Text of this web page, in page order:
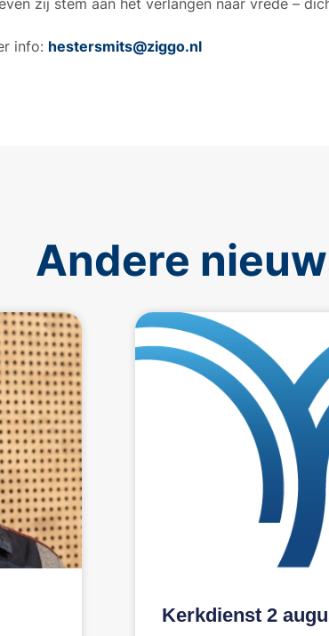
zij stem aan het verlangen naar vrede –
info: hestersmits@ziggo.nl
Andere
Kerkdienst 2